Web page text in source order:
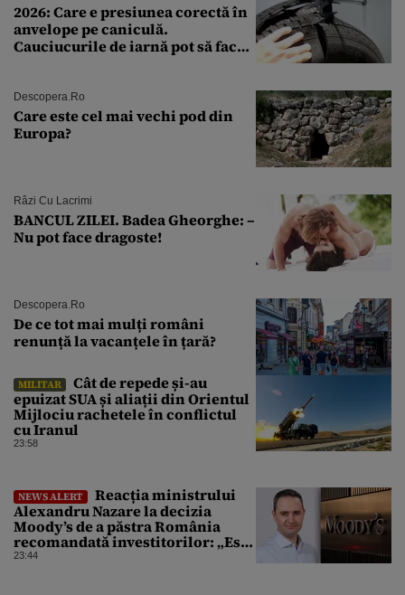
2026: Care e presiunea corectă în
anvelope pe caniculă.
Cauciucurile de iarnă pot să facă
Descopera.ro
Care este cel mai vechi pod din
Europa?
Râzi Cu Lacrimi
BANCUL ZILEI. Badea Gheorghe: –
Nu pot face dragoste!
Descopera.ro
De ce tot mai mulți români
renunță la vacanțele în țară?
MILITAR
Cât de repede și-au
epuizat SUA și aliații din Orientul
Mijlociu rachetele în conflictul
cu Iranul
23:58
NEWS ALERT
Reacția ministrului
Alexandru Nazare la decizia
Moody’s de a păstra România
recomandată investitorilor: „Este
un răgaz, dar în niciun caz un
23:44